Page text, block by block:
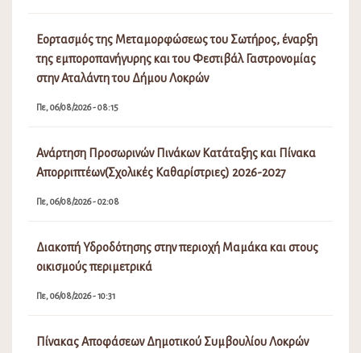
Εορτασμός της Μεταμορφώσεως του Σωτήρος, έναρξη
της εμποροπανήγυρης και του Φεστιβάλ Γαστρονομίας
στην Αταλάντη του Δήμου Λοκρών
Πε, 06/08/2026 - 08:15
Ανάρτηση Προσωρινών Πινάκων Κατάταξης και Πίνακα
Απορριπτέων(Σχολικές Καθαρίστριες) 2026-2027
Πε, 06/08/2026 - 02:08
Διακοπή Υδροδότησης στην περιοχή Μαμάκα και στους
οικισμούς περιμετρικά
Πε, 06/08/2026 - 10:31
Πίνακας Αποφάσεων Δημοτικού Συμβουλίου Λοκρών